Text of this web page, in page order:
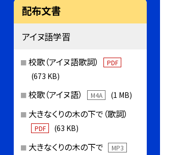
配布文書
アイヌ語学習
校歌（アイヌ語歌詞） PDF
(673 KB)
校歌（アイヌ語） M4A (1 MB)
大きなくりの木の下で（歌詞）
PDF (63 KB)
大きなくりの木の下で MP3